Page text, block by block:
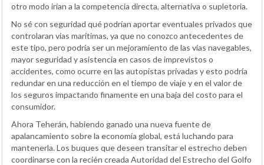
otro modo irían a la competencia directa, alternativa o supletoria.
No sé con seguridad qué podrían aportar eventuales privados que
controlaran vías marítimas, ya que no conozco antecedentes de
este tipo, pero podría ser un mejoramiento de las vías navegables,
mayor seguridad y asistencia en casos de imprevistos o
accidentes, como ocurre en las autopistas privadas y esto podría
redundar en una reducción en el tiempo de viaje y en el valor de
los seguros impactando finamente en una baja del costo para el
consumidor.
Ahora Teherán, habiendo ganado una nueva fuente de
apalancamiento sobre la economía global, está luchando para
mantenerla. Los buques que deseen transitar el estrecho deben
coordinarse con la recién creada Autoridad del Estrecho del Golfo